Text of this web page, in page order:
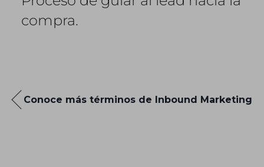
compra.
Conoce más términos de Inbound Marketing